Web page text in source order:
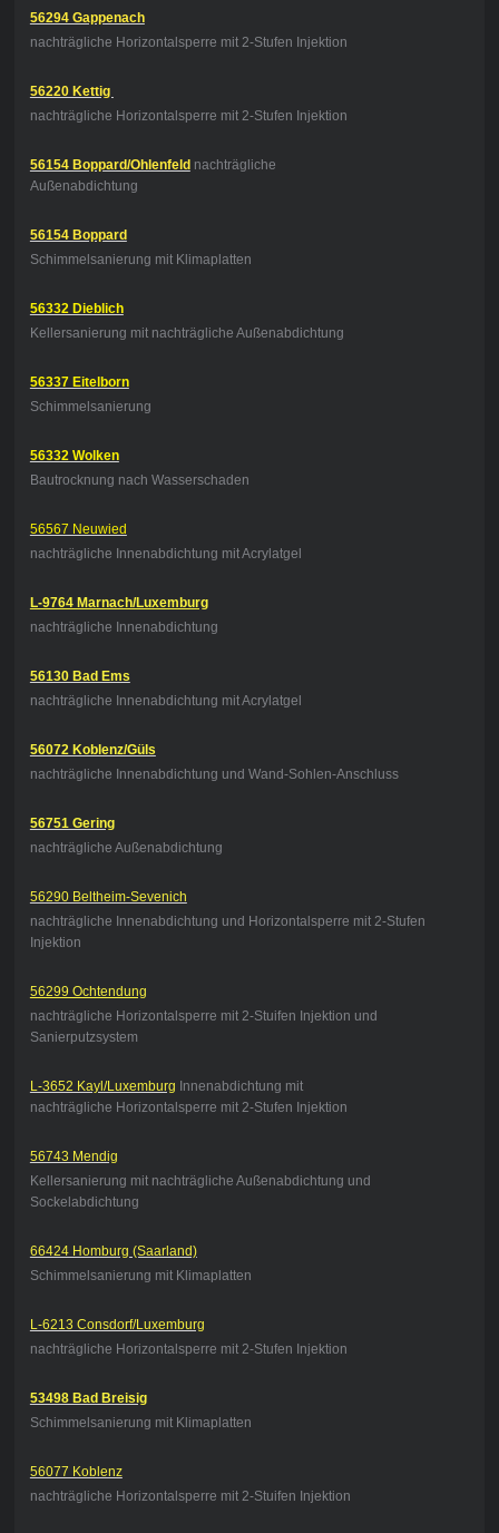
56294 Gappenach
nachträgliche Horizontalsperre mit 2-Stufen Injektion
56220 Kettig
nachträgliche Horizontalsperre mit 2-Stufen Injektion
56154 Boppard/Ohlenfeld nachträgliche
Außenabdichtung
56154 Boppard
Schimmelsanierung mit Klimaplatten
56332 Dieblich
Kellersanierung mit nachträgliche Außenabdichtung
56337 Eitelborn
Schimmelsanierung
56332 Wolken
Bautrocknung nach Wasserschaden
56567 Neuwied
nachträgliche Innenabdichtung mit Acrylatgel
L-9764 Marnach/Luxemburg
nachträgliche Innenabdichtung
56130 Bad Ems
nachträgliche Innenabdichtung mit Acrylatgel
56072 Koblenz/Güls
nachträgliche Innenabdichtung und Wand-Sohlen-Anschluss
56751 Gering
nachträgliche Außenabdichtung
56290 Beltheim-Sevenich
nachträgliche Innenabdichtung und Horizontalsperre mit 2-Stufen
Injektion
56299 Ochtendung
nachträgliche Horizontalsperre mit 2-Stuifen Injektion und
Sanierputzsystem
L-3652 Kayl/Luxemburg Innenabdichtung mit
nachträgliche Horizontalsperre mit 2-Stufen Injektion
56743 Mendig
Kellersanierung mit nachträgliche Außenabdichtung und
Sockelabdichtung
66424 Homburg (Saarland)
Schimmelsanierung mit Klimaplatten
L-6213 Consdorf/Luxemburg
nachträgliche Horizontalsperre mit 2-Stufen Injektion
53498 Bad Breisig
Schimmelsanierung mit Klimaplatten
56077 Koblenz
nachträgliche Horizontalsperre mit 2-Stuifen Injektion